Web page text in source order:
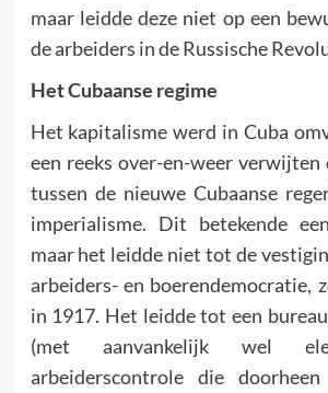
maar leidde deze niet op een
de arbeiders in de Russische
Het Cubaanse regime
Het kapitalisme werd in Cuba
een reeks over-en-weer verwijten
tussen de nieuwe Cubaanse
imperialisme. Dit betekende
maar het leidde niet tot de
arbeiders- en boerendemocratie,
in 1917. Het leidde tot een
(met aanvankelijk wel
arbeiderscontrole die